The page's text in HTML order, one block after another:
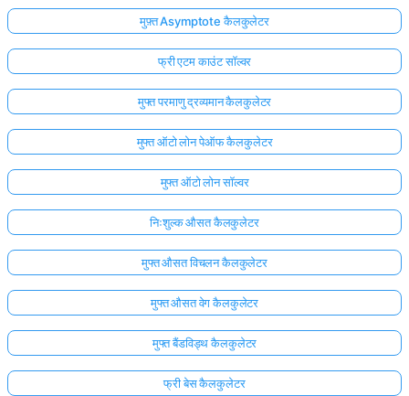
मुफ़्त Asymptote कैलकुलेटर
फ्री एटम काउंट सॉल्वर
मुफ्त परमाणु द्रव्यमान कैलकुलेटर
मुफ्त ऑटो लोन पेऑफ कैलकुलेटर
मुफ्त ऑटो लोन सॉल्वर
निःशुल्क औसत कैलकुलेटर
मुफ्त औसत विचलन कैलकुलेटर
मुफ्त औसत वेग कैलकुलेटर
मुफ्त बैंडविड्थ कैलकुलेटर
फ्री बेस कैलकुलेटर